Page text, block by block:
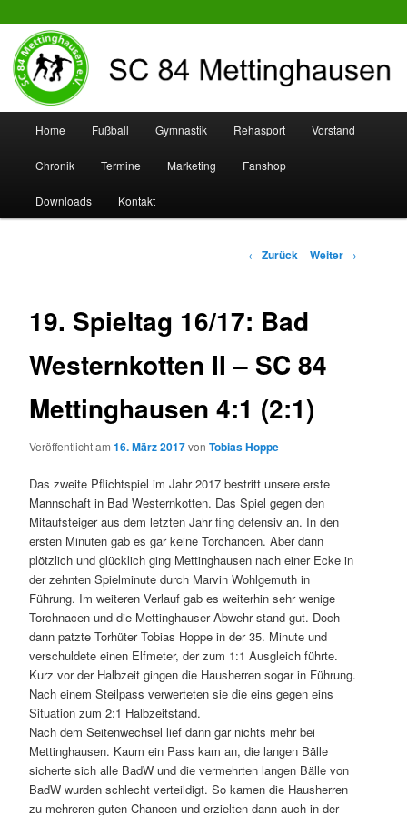
SC 84 Mettinghausen
Zum
Inhalt
wechseln
Zum
sekundären
Inhalt
Home Fußball Gymnastik Rehasport Vorstand
Chronik Termine Marketing Fanshop
Downloads Kontakt
Beitrags-
← Zurück Weiter →
19. Spieltag 16/17: Bad
Westernkotten II – SC 84
Mettinghausen 4:1 (2:1)
Veröffentlicht am16. März 2017vonTobias Hoppe
Das zweite Pflichtspiel im Jahr 2017 bestritt unsere erste
Mannschaft in Bad Westernkotten. Das Spiel gegen den
Mitaufsteiger aus dem letzten Jahr fing defensiv an. In den
ersten Minuten gab es gar keine Torchancen. Aber dann
plötzlich und glücklich ging Mettinghausen nach einer Ecke in
der zehnten Spielminute durch Marvin Wohlgemuth in
Führung. Im weiteren Verlauf gab es weiterhin sehr wenige
Torchnacen und die Mettinghauser Abwehr stand gut. Doch
dann patzte Torhüter Tobias Hoppe in der 35. Minute und
verschuldete einen Elfmeter, der zum 1:1 Ausgleich führte.
Kurz vor der Halbzeit gingen die Hausherren sogar in Führung.
Nach einem Steilpass verwerteten sie die eins gegen eins
Situation zum 2:1 Halbzeitstand.
Nach dem Seitenwechsel lief dann gar nichts mehr bei
Mettinghausen. Kaum ein Pass kam an, die langen Bälle
sicherte sich alle BadW und die vermehrten langen Bälle von
BadW wurden schlecht verteildigt. So kamen die Hausherren
zu mehreren guten Chancen und erzielten dann auch in der